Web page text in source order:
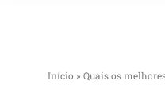
Início » Quais os